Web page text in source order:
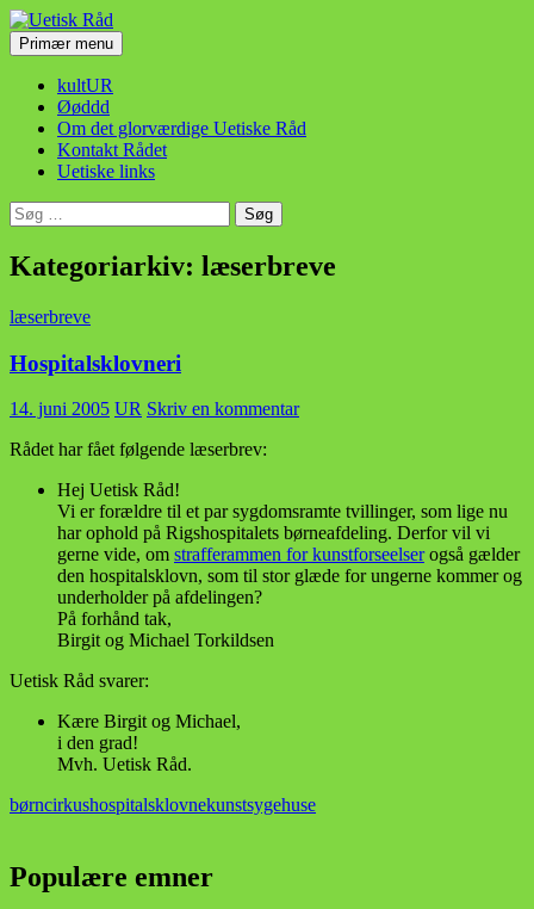
Hop
til
indhold
Uetisk Råd
SøgPrimær menu
kultUR
Øøddd
Om det glorværdige Uetiske Råd
Kontakt Rådet
Uetiske links
Søg
efter:
Kategoriarkiv: læserbreve
læserbreve
Hospitalsklovneri
14. juni 2005 UR Skriv en kommentar
Rådet har fået følgende læserbrev:
Hej Uetisk Råd!
Vi er forældre til et par sygdomsramte tvillinger, som lige nu
har ophold på Rigshospitalets børneafdeling. Derfor vil vi
gerne vide, om strafferammen for kunstforseelserogså gælder
den hospitalsklovn, som til stor glæde for ungerne kommer og
underholder på afdelingen?
På forhånd tak,
Birgit og Michael Torkildsen
Uetisk Råd svarer:
Kære Birgit og Michael,
i den grad!
Mvh. Uetisk Råd.
børncirkushospitalsklovnekunstsygehuse
Populære emner